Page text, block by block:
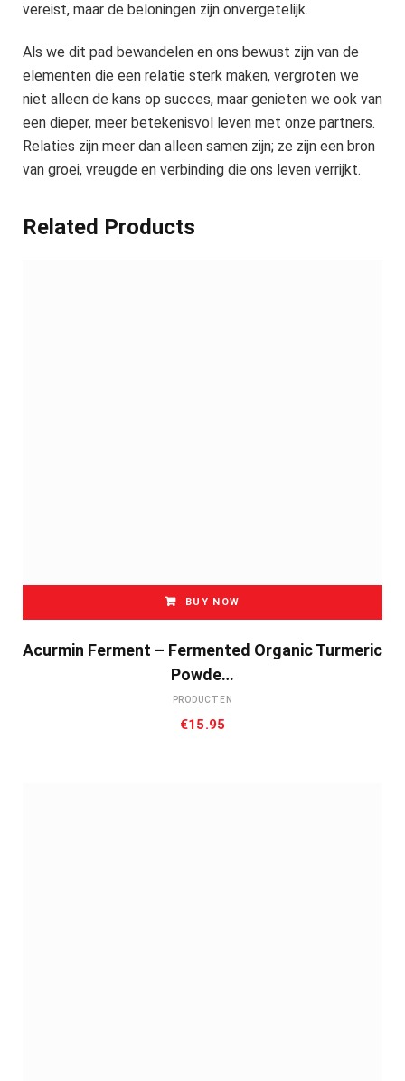
vereist, maar de beloningen zijn onvergetelijk.
Als we dit pad bewandelen en ons bewust zijn van de
elementen die een relatie sterk maken, vergroten we
niet alleen de kans op succes, maar genieten we ook van
een dieper, meer betekenisvol leven met onze partners.
Relaties zijn meer dan alleen samen zijn; ze zijn een bron
van groei, vreugde en verbinding die ons leven verrijkt.
Related Products
BUY NOW
Acurmin Ferment – Fermented Organic Turmeric
Powde…
PRODUCTEN
€15.95